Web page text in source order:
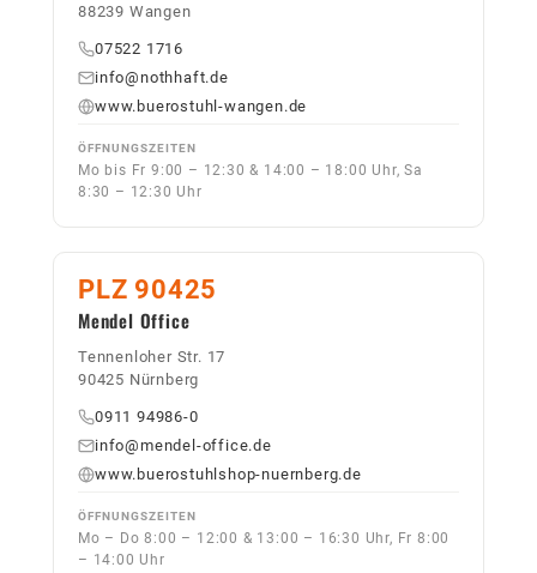
88239 Wangen
07522 1716
info@nothhaft.de
www.buerostuhl-wangen.de
ÖFFNUNGSZEITEN
Mo bis Fr 9:00 – 12:30 & 14:00 – 18:00 Uhr, Sa
8:30 – 12:30 Uhr
PLZ 90425
Mendel Office
Tennenloher Str. 17
90425 Nürnberg
0911 94986-0
info@mendel-office.de
www.buerostuhlshop-nuernberg.de
ÖFFNUNGSZEITEN
Mo – Do 8:00 – 12:00 & 13:00 – 16:30 Uhr, Fr 8:00
– 14:00 Uhr